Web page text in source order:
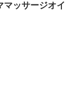
マッサージオイ